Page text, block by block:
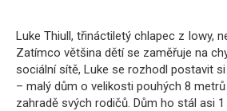
Luke Thiull, třináctiletý chlapec z Iowy,
Zatímco většina dětí se zaměřuje na
sociální sítě, Luke se rozhodl postavit
– malý dům o velikosti pouhých 8
zahradě svých rodičů. Dům ho stál asi 1